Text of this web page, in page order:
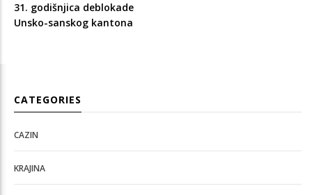
31. godišnjica deblokade
Unsko-sanskog kantona
CATEGORIES
CAZIN
KRAJINA